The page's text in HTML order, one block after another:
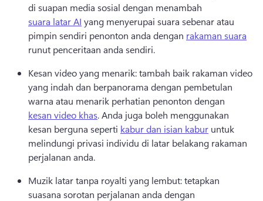
di suapan media sosial dengan menambah
suara latar AI yang menyerupai suara sebenar atau
pimpin sendiri penonton anda dengan rakaman suara
runut penceritaan anda sendiri.
Kesan video yang menarik: tambah baik rakaman video
yang indah dan berpanorama dengan pembetulan
warna atau menarik perhatian penonton dengan
kesan video khas. Anda juga boleh menggunakan
kesan berguna seperti kabur dan isian kabur untuk
melindungi privasi individu di latar belakang rakaman
perjalanan anda.
Muzik latar tanpa royalti yang lembut: tetapkan
suasana sorotan perjalanan anda dengan